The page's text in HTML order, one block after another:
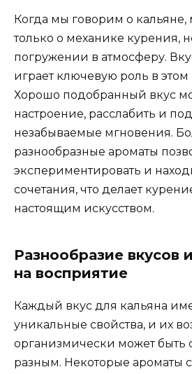
Когда мы говорим о
только о механике курения,
погружении в атмосферу.
играет ключевую роль в этом
Хорошо подобранный вкус
настроение, расслабить и
незабываемые мгновения.
разнообразные ароматы
экспериментировать и
сочетания, что делает
настоящим искусством.
Разнообразие вкусов
на восприятие
Каждый вкус для кальяна
уникальные свойства, и их
организмически может быть
разным. Некоторые ароматы